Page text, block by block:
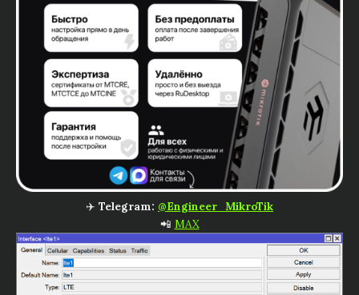
✈️ Telegram: @Engineer_MikroTik
📲 MAX